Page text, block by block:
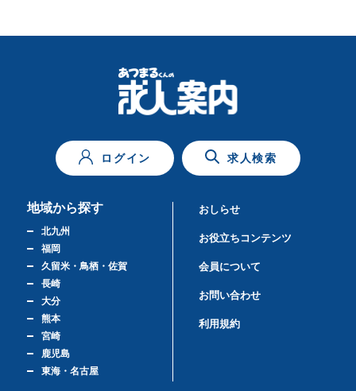
ログイン 求人検索
地域から探す
北九州
福岡
久留米・鳥栖・佐賀
長崎
大分
熊本
宮崎
鹿児島
東海・名古屋
おしらせ
お役立ちコンテンツ
会員について
お問い合わせ
利用規約